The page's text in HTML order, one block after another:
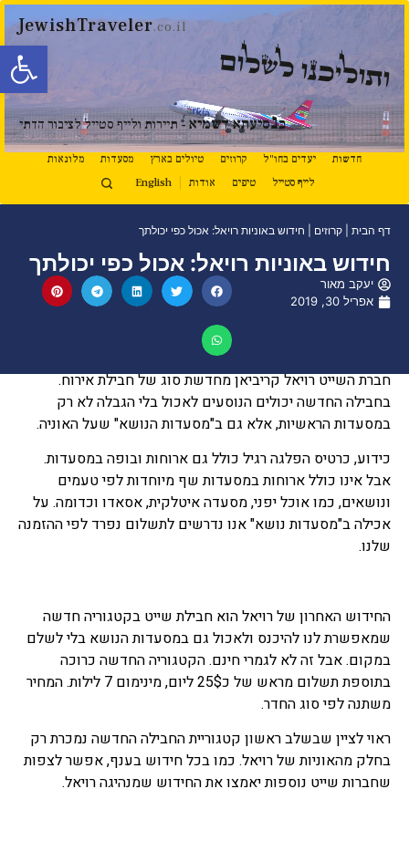
פתח
JewishTraveler.co.il
ותוליכנו לשלום
בנסיעתא דשמיא - תיירות ולייף סטייל לציבור הדתי
חדשות יעדים בחו"ל קרוזים טיולים בארץ מסעדות
מלונאות
לייף סטייל
טיפים אודות English
דף הבית קרוזים חידוש באוניות רויאל: אכול כפי יכולתך
חידוש באוניות רויאל: אכול כפי יכולתך
יעקב מאור
אפריל 30, 2019
חברת השייט רויאל קריביאן מחדשת סוג של חבילת אירוח.
בחבילה החדשה יכולים הנוסעים לאכול בלי הגבלה לא רק
במסעדות הראשיות, אלא גם ב"מסעדות הנושא" שעל האוניה.
כידוע, כרטיס הפלגה רגיל כולל גם ארוחות ובופה במסעדות.
אבל אינו כולל ארוחות במסעדות שף מיוחדות לפי טעמים
ונושאים, כמו אוכל יפני, מסעדה איטלקית, אסאדו וכדומה. על
אכילה ב"מסעדות נושא" אנו נדרשים לתשלום נפרד לפי ההזמנה
שלנו.
החידוש האחרון של רויאל הוא חבילת שייט בקטגוריה חדשה
שמאפשרת לנו להיכנס ולאכול גם במסעדות הנושא בלי לשלם
במקום. אבל זה לא לגמרי חינם. הקטגוריה החדשה כרוכה
בתוספת תשלום מראש של כ25$ ליום, מינימום 7 לילות. המחיר
משתנה לפי סוג החדר.
ראוי לציין שבשלב ראשון קטגוריית החבילה החדשה נמכרת רק
בחלק מהאוניות של רויאל. כמו בכל חידוש בענף, אפשר לצפות
שחברות שייט נוספות יאמצו את החידוש שמנהיגה רויאל.